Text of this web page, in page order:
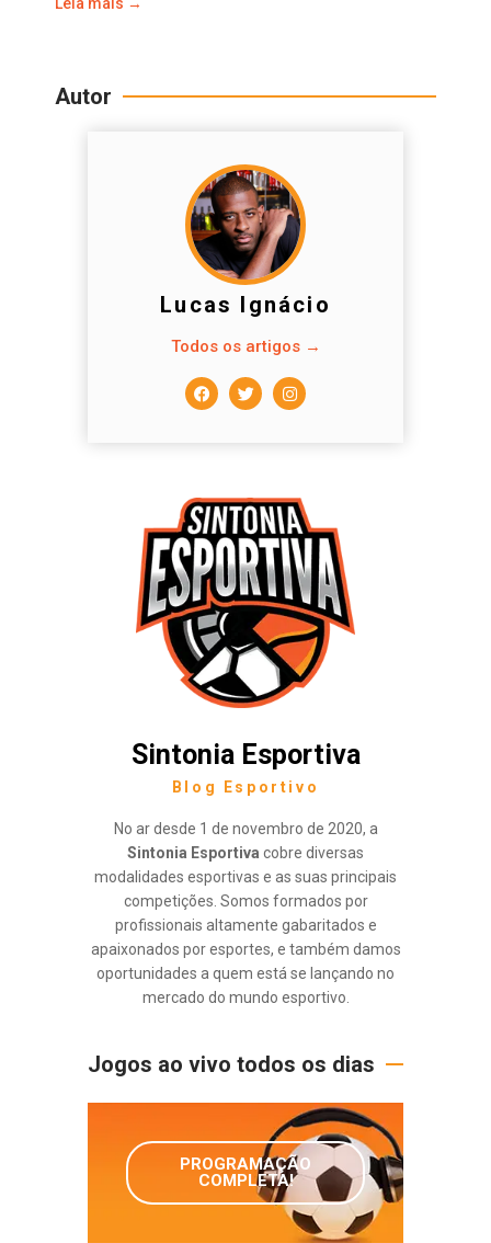
Autor
Lucas Ignácio
Todos os artigos →
Sintonia Esportiva
Blog Esportivo
No ar desde 1 de novembro de 2020, a
Sintonia Esportiva cobre diversas
modalidades esportivas e as suas principais
competições. Somos formados por
profissionais altamente gabaritados e
apaixonados por esportes, e também damos
oportunidades a quem está se lançando no
mercado do mundo esportivo.
Jogos ao vivo todos os dias
PROGRAMAÇÃO
COMPLETA!